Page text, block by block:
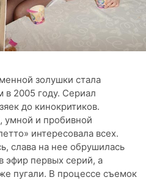
золушки стала
в 2005 году. Сериал
до кинокритиков.
умной и пробивной
интересовала всех.
слава на нее обрушилась
эфир первых серий, а
пугали. В процессе съемок